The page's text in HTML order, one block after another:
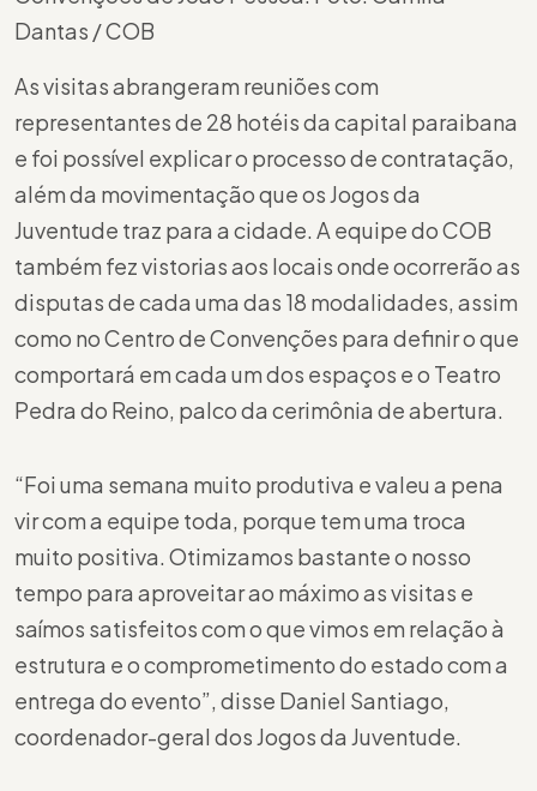
Dantas / COB
As visitas abrangeram reuniões com
representantes de 28 hotéis da capital paraibana
e foi possível explicar o processo de contratação,
além da movimentação que os Jogos da
Juventude traz para a cidade. A equipe do COB
também fez vistorias aos locais onde ocorrerão as
disputas de cada uma das 18 modalidades, assim
como no Centro de Convenções para definir o que
comportará em cada um dos espaços e o Teatro
Pedra do Reino, palco da cerimônia de abertura.
“Foi uma semana muito produtiva e valeu a pena
vir com a equipe toda, porque tem uma troca
muito positiva. Otimizamos bastante o nosso
tempo para aproveitar ao máximo as visitas e
saímos satisfeitos com o que vimos em relação à
estrutura e o comprometimento do estado com a
entrega do evento”, disse Daniel Santiago,
coordenador-geral dos Jogos da Juventude.